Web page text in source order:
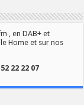
, en DAB+ et
Home et sur nos
22 22 07